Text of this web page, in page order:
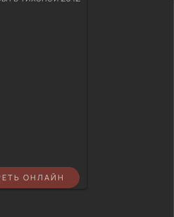
ОНЛАЙН